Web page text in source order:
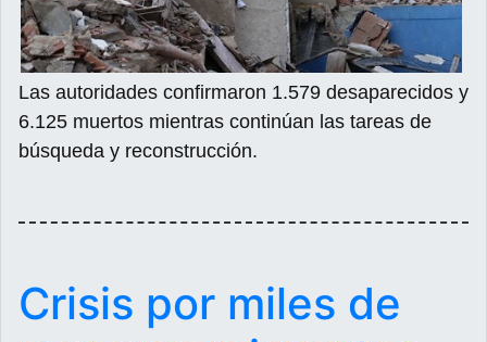
Las autoridades confirmaron 1.579 desaparecidos y
6.125 muertos mientras continúan las tareas de
búsqueda y reconstrucción.
Crisis por miles de